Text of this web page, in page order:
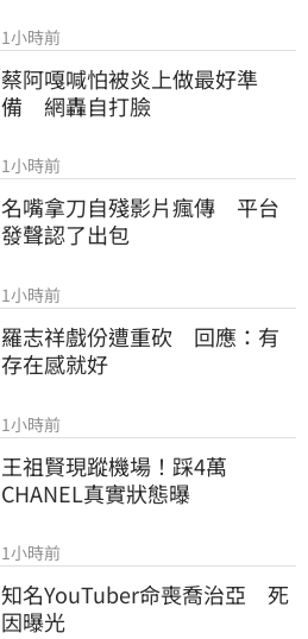
1小時前
蔡阿嘎喊怕被炎上做最好準
備　網轟自打臉
1小時前
名嘴拿刀自殘影片瘋傳　平台
發聲認了出包
1小時前
羅志祥戲份遭重砍　回應：有
存在感就好
1小時前
王祖賢現蹤機場！踩4萬
CHANEL真實狀態曝
1小時前
知名YouTuber命喪喬治亞　死
因曝光